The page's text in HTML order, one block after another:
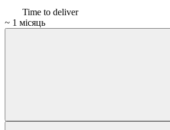
Time to deliver
~ 1 місяць